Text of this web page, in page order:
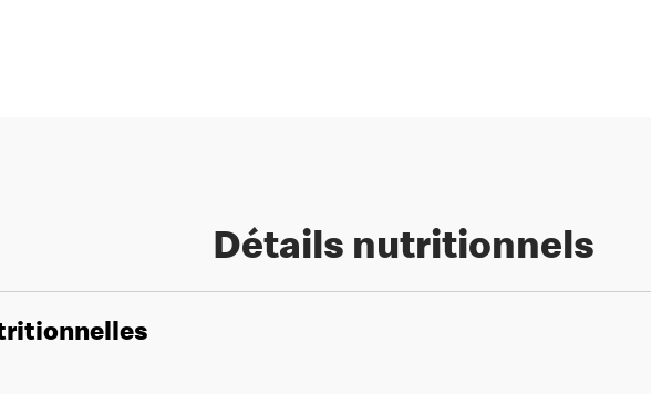
Détails nutritionnels